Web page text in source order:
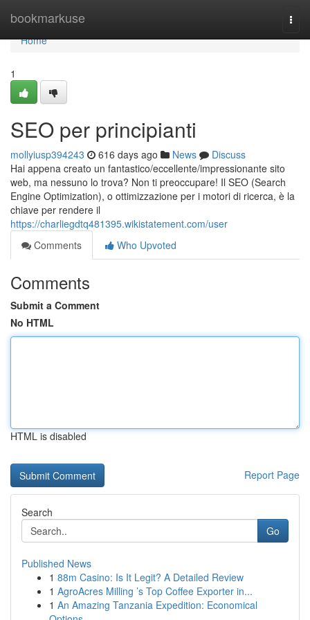
bookmarkuse
Home
Home
1
SEO per principianti
mollyiusp394243 616 days ago News
Discuss
Hai appena creato un fantastico/eccellente/impressionante sito
web, ma nessuno lo trova? Non ti preoccupare! Il SEO (Search
Engine Optimization), o ottimizzazione per i motori di ricerca, è la
chiave per rendere il
https://charliegdtq481395.wikistatement.com/user
Comments
Who Upvoted
Comments
Submit a Comment
No HTML
HTML is disabled
Report Page
Search
Go
Published News
1 88m Casino: Is It Legit? A Detailed Review
1 AgroAcres Milling ’s Top Coffee Exporter in...
1 An Amazing Tanzania Expedition: Economical